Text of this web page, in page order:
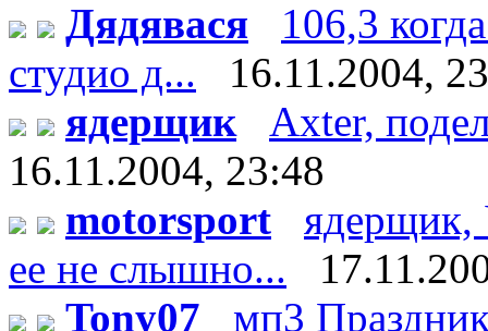
Дядявася
106,3
студио д...
16.11.2004,
ядерщик
Axter,
16.11.2004, 23:48
motorsport
ядерщик,
ее не слышно...
Tony07
мп3